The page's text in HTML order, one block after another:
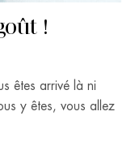
!
êtes arrivé là ni
y êtes, vous allez